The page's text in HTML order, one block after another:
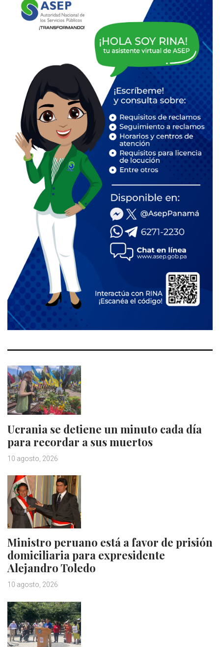
Ucrania se detiene un minuto cada día
para recordar a sus muertos
10 agosto, 2026
Ministro peruano está a favor de prisión
domiciliaria para expresidente
Alejandro Toledo
10 agosto, 2026